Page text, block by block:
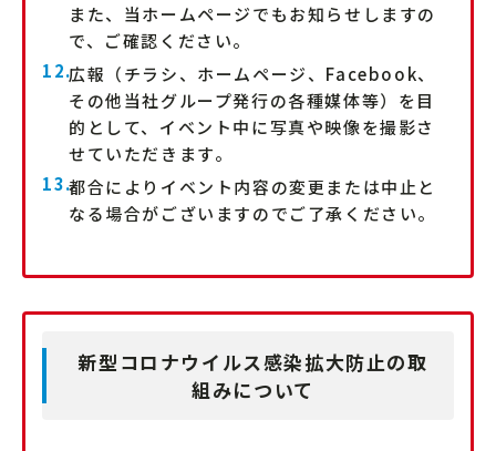
また、当ホームページでもお知らせしますの
で、ご確認ください。
広報（チラシ、ホームページ、Facebook、
その他当社グループ発行の各種媒体等）を目
的として、イベント中に写真や映像を撮影さ
せていただきます。
都合によりイベント内容の変更または中止と
なる場合がございますのでご了承ください。
新型コロナウイルス感染拡大防止の取
組みについて